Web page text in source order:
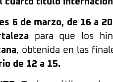
6 de marzo, de 16 a
para que los
, obtenida en las
de 12 a 15.